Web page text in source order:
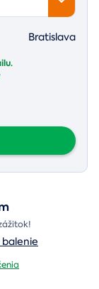
Bratislava